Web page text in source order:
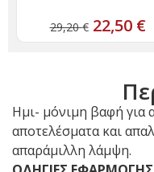
29,20€ 22,50 €
Ημι- μόνιμη βαφή για
αποτελέσματα και
απαράμιλλη λάμψη.